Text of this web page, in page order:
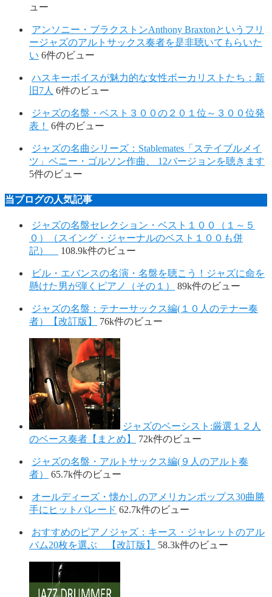
ュー
アンソニー・ブラクストンAnthony Braxtonというフリ
ージャズのアルトサックス奏者を是非聴いてもらいた
い 6件のビュー
ハスキーボイスが魅力的な女性ボーカリストたち：新
旧7人 6件のビュー
ジャズの名盤・ベスト３００の２０１位～３００位発
表！
6件のビュー
ジャズの名曲シリーズ：Stablemates「ステイブルメイ
ツ」ベニー・ゴルソン作曲、 12バージョンを聴きます
5件のビュー
当ブログの人気記事
ジャズの名盤セレクション・ベスト１００（１～５
０）（スイング・ジャーナルのベスト１００も併
記）
108.9k件のビュー
ビル・エバンスの名演・名盤を聴こう！ジャズに命を
懸けた男が弾くピアノ（その１）
89k件のビュー
ジャズの名盤：テナーサックス編(１０人のテナー奏
者）【改訂版】
76k件のビュー
ジャズのベーシスト:厳選１２人
のベース奏者【まとめ】
72k件のビュー
ジャズの名盤・アルトサックス編(９人のアルト奏
者）
65.7k件のビュー
オールディーズ・懐かしのアメリカンポップス30曲勝
手にヒットパレード 62.7k件のビュー
おすすめのピアノジャズ：キース・ジャレットのアル
バム20枚を選ぶ 【改訂版】
58.3k件のビュー